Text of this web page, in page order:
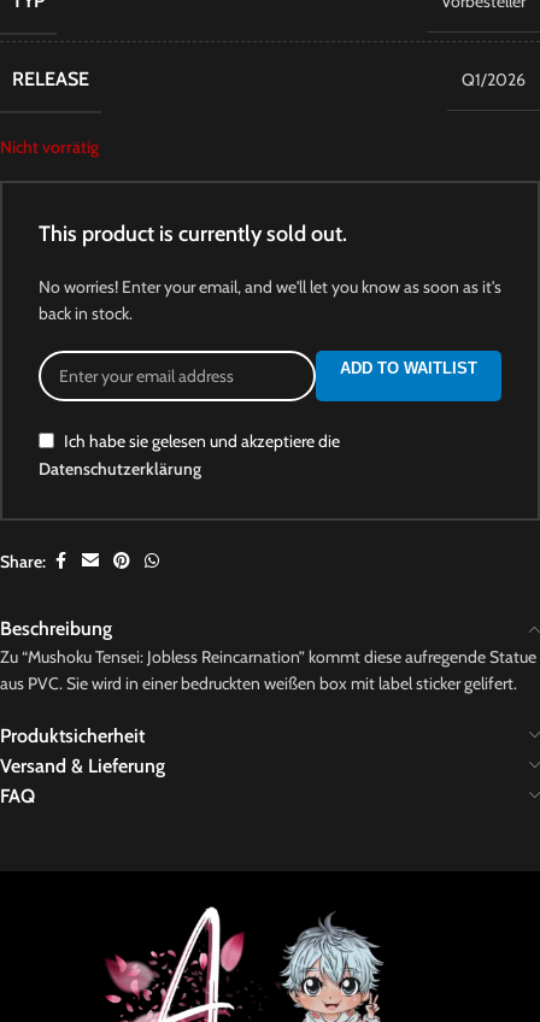
RELEASE Q1/2026
Nicht vorrätig
This product is currently sold out.
No worries! Enter your email, and we'll let you know as soon as it's
back in stock.
ADD TO WAITLIST
Ich habe sie gelesen und akzeptiere die
Datenschutzerklärung
Share:
Beschreibung
Zu “Mushoku Tensei: Jobless Reincarnation” kommt diese aufregende Statue
aus PVC. Sie wird in einer bedruckten weißen box mit label sticker gelifert.
Produktsicherheit
Versand & Lieferung
FAQ